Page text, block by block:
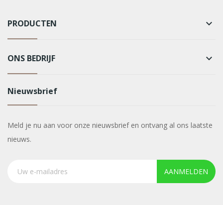
PRODUCTEN keyboard_arrow_down
ONS BEDRIJF keyboard_arrow_down
Nieuwsbrief
Meld je nu aan voor onze nieuwsbrief en ontvang al ons laatste
nieuws.
AANMELDEN